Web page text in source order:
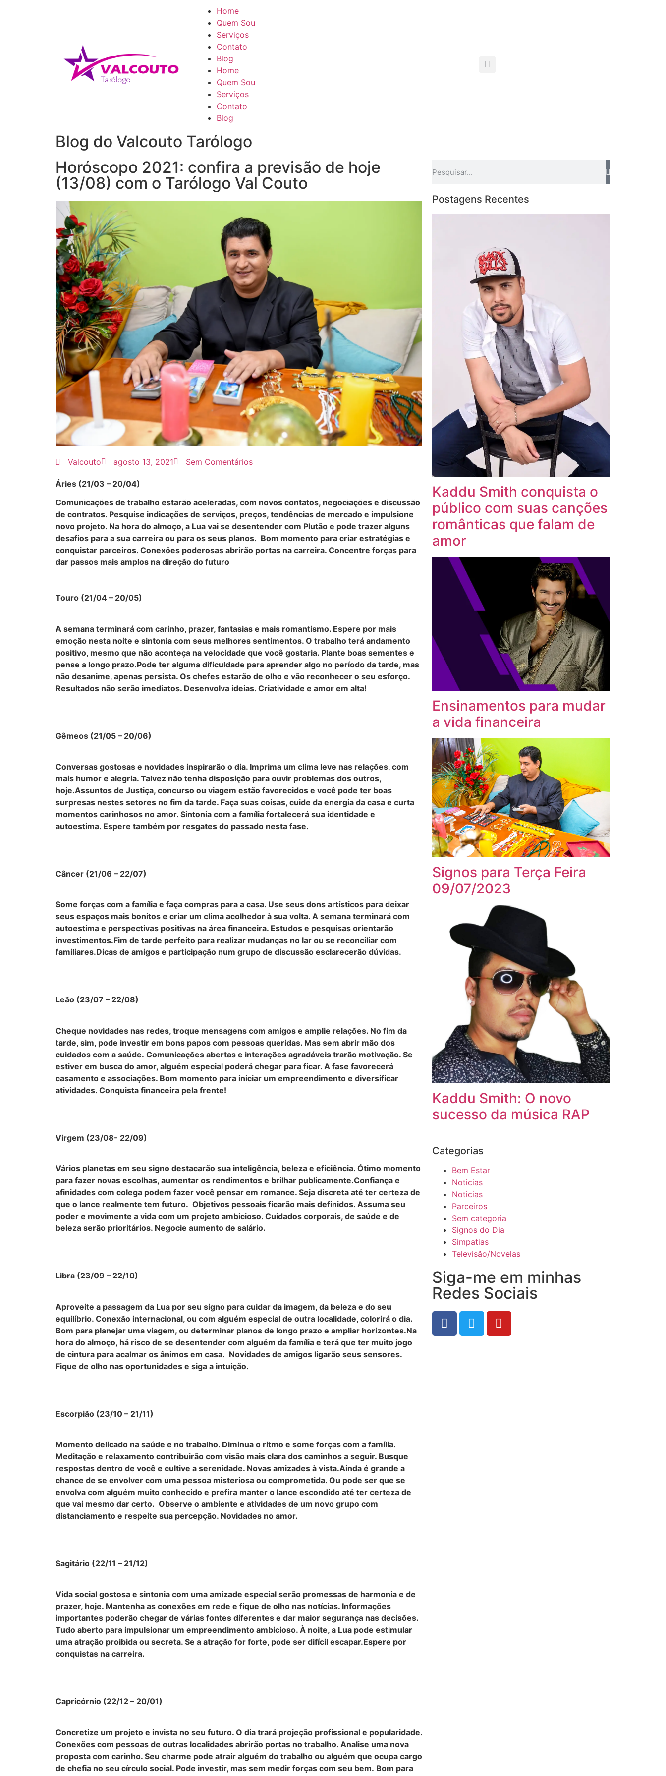
Home
Quem Sou
Serviços
Contato
Blog
Home
Quem Sou
Serviços
Contato
Blog
Blog do Valcouto Tarólogo
Horóscopo 2021: confira a previsão de hoje
(13/08) com o Tarólogo Val Couto
Valcouto agosto 13, 2021 Sem Comentários
Áries (21/03 – 20/04)
Comunicações de trabalho estarão aceleradas, com novos contatos, negociações e discussão
de contratos. Pesquise indicações de serviços, preços, tendências de mercado e impulsione
novo projeto. Na hora do almoço, a Lua vai se desentender com Plutão e pode trazer alguns
desafios para a sua carreira ou para os seus planos. Bom momento para criar estratégias e
conquistar parceiros. Conexões poderosas abrirão portas na carreira. Concentre forças para
dar passos mais amplos na direção do futuro
Touro (21/04 – 20/05)
A semana terminará com carinho, prazer, fantasias e mais romantismo. Espere por mais
emoção nesta noite e sintonia com seus melhores sentimentos. O trabalho terá andamento
positivo, mesmo que não aconteça na velocidade que você gostaria. Plante boas sementes e
pense a longo prazo.Pode ter alguma dificuldade para aprender algo no período da tarde, mas
não desanime, apenas persista. Os chefes estarão de olho e vão reconhecer o seu esforço.
Resultados não serão imediatos. Desenvolva ideias. Criatividade e amor em alta!
Gêmeos (21/05 – 20/06)
Conversas gostosas e novidades inspirarão o dia. Imprima um clima leve nas relações, com
mais humor e alegria. Talvez não tenha disposição para ouvir problemas dos outros,
hoje.Assuntos de Justiça, concurso ou viagem estão favorecidos e você pode ter boas
surpresas nestes setores no fim da tarde. Faça suas coisas, cuide da energia da casa e curta
momentos carinhosos no amor. Sintonia com a família fortalecerá sua identidade e
autoestima. Espere também por resgates do passado nesta fase.
Câncer (21/06 – 22/07)
Some forças com a família e faça compras para a casa. Use seus dons artísticos para deixar
seus espaços mais bonitos e criar um clima acolhedor à sua volta. A semana terminará com
autoestima e perspectivas positivas na área financeira. Estudos e pesquisas orientarão
investimentos.Fim de tarde perfeito para realizar mudanças no lar ou se reconciliar com
familiares.Dicas de amigos e participação num grupo de discussão esclarecerão dúvidas.
Leão (23/07 – 22/08)
Cheque novidades nas redes, troque mensagens com amigos e amplie relações. No fim da
tarde, sim, pode investir em bons papos com pessoas queridas. Mas sem abrir mão dos
cuidados com a saúde. Comunicações abertas e interações agradáveis trarão motivação. Se
estiver em busca do amor, alguém especial poderá chegar para ficar. A fase favorecerá
casamento e associações. Bom momento para iniciar um empreendimento e diversificar
atividades. Conquista financeira pela frente!
Virgem (23/08- 22/09)
Vários planetas em seu signo destacarão sua inteligência, beleza e eficiência. Ótimo momento
para fazer novas escolhas, aumentar os rendimentos e brilhar publicamente.Confiança e
afinidades com colega podem fazer você pensar em romance. Seja discreta até ter certeza de
que o lance realmente tem futuro. Objetivos pessoais ficarão mais definidos. Assuma seu
poder e movimente a vida com um projeto ambicioso. Cuidados corporais, de saúde e de
beleza serão prioritários. Negocie aumento de salário.
Libra (23/09 – 22/10)
Aproveite a passagem da Lua por seu signo para cuidar da imagem, da beleza e do seu
equilíbrio. Conexão internacional, ou com alguém especial de outra localidade, colorirá o dia.
Bom para planejar uma viagem, ou determinar planos de longo prazo e ampliar horizontes.Na
hora do almoço, há risco de se desentender com alguém da família e terá que ter muito jogo
de cintura para acalmar os ânimos em casa. Novidades de amigos ligarão seus sensores.
Fique de olho nas oportunidades e siga a intuição.
Escorpião (23/10 – 21/11)
Momento delicado na saúde e no trabalho. Diminua o ritmo e some forças com a família.
Meditação e relaxamento contribuirão com visão mais clara dos caminhos a seguir. Busque
respostas dentro de você e cultive a serenidade. Novas amizades à vista.Ainda é grande a
chance de se envolver com uma pessoa misteriosa ou comprometida. Ou pode ser que se
envolva com alguém muito conhecido e prefira manter o lance escondido até ter certeza de
que vai mesmo dar certo. Observe o ambiente e atividades de um novo grupo com
distanciamento e respeite sua percepção. Novidades no amor.
Sagitário (22/11 – 21/12)
Vida social gostosa e sintonia com uma amizade especial serão promessas de harmonia e de
prazer, hoje. Mantenha as conexões em rede e fique de olho nas notícias. Informações
importantes poderão chegar de várias fontes diferentes e dar maior segurança nas decisões.
Tudo aberto para impulsionar um empreendimento ambicioso. À noite, a Lua pode estimular
uma atração proibida ou secreta. Se a atração for forte, pode ser difícil escapar.Espere por
conquistas na carreira.
Capricórnio (22/12 – 20/01)
Concretize um projeto e invista no seu futuro. O dia trará projeção profissional e popularidade.
Conexões com pessoas de outras localidades abrirão portas no trabalho. Analise uma nova
proposta com carinho. Seu charme pode atrair alguém do trabalho ou alguém que ocupa cargo
de chefia no seu círculo social. Pode investir, mas sem medir forças com seu bem. Bom para
Postagens Recentes
Kaddu Smith conquista o
público com suas canções
românticas que falam de
amor
Ensinamentos para mudar
a vida financeira
Signos para Terça Feira
09/07/2023
Kaddu Smith: O novo
sucesso da música RAP
Categorias
Bem Estar
Noticias
Noticias
Parceiros
Sem categoria
Signos do Dia
Simpatias
Televisão/Novelas
Siga-me em minhas
Redes Sociais